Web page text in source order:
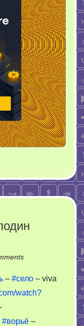
on
–
Bolero
Володин
– #село – viva
watch?
#ворьё –